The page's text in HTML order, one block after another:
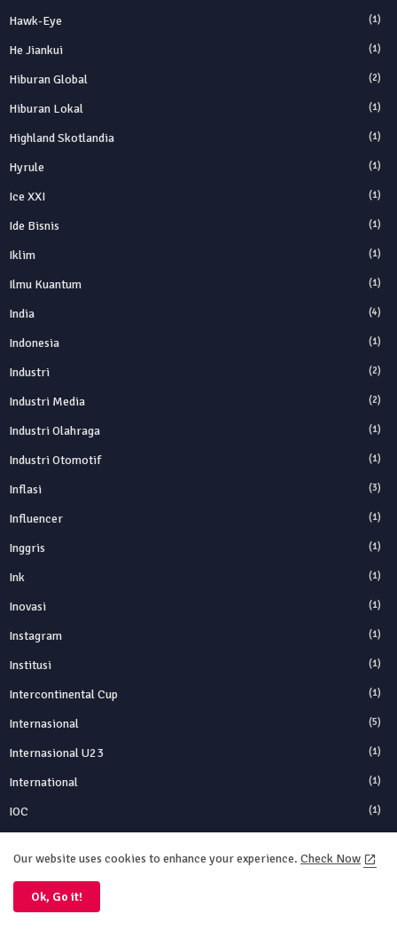
Hawk-Eye (1)
He Jiankui (1)
Hiburan Global (2)
Hiburan Lokal (1)
Highland Skotlandia (1)
Hyrule (1)
Ice XXI (1)
Ide Bisnis (1)
Iklim (1)
Ilmu Kuantum (1)
India (4)
Indonesia (1)
Industri (2)
Industri Media (2)
Industri Olahraga (1)
Industri Otomotif (1)
Inflasi (3)
Influencer (1)
Inggris (1)
Ink (1)
Inovasi (1)
Instagram (1)
Institusi (1)
Intercontinental Cup (1)
Internasional (5)
Internasional U23 (1)
International (1)
IOC (1)
(2)
Islandia
Our website uses cookies to enhance your experience. Check Now
Ok, Go it!